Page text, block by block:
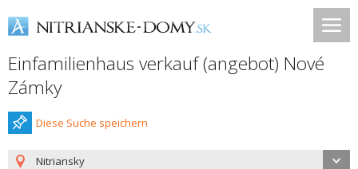
Einfamilienhaus verkauf (angebot) Nové
Zámky
Diese Suche speichern
Nitriansky